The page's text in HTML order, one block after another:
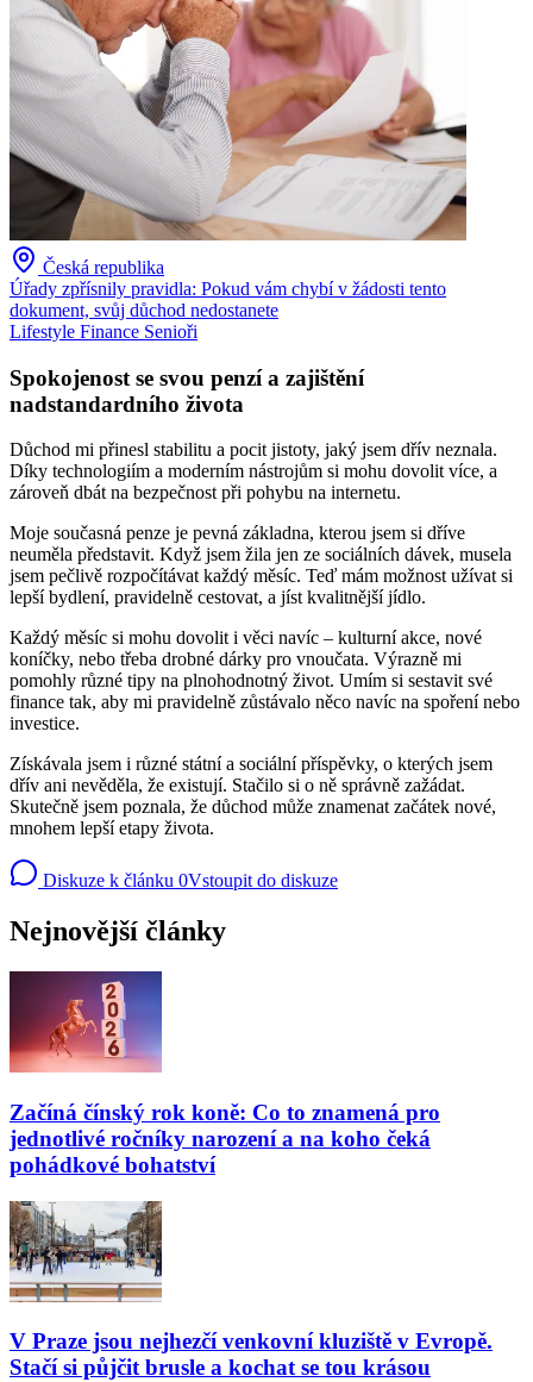
Česká republika
Úřady zpřísnily pravidla: Pokud vám chybí v žádosti tento
dokument, svůj důchod nedostanete
Lifestyle Finance Senioři
Spokojenost se svou penzí a zajištění
nadstandardního života
Důchod mi přinesl stabilitu a pocit jistoty, jaký jsem dřív neznala.
Díky technologiím a moderním nástrojům si mohu dovolit více, a
zároveň dbát na bezpečnost při pohybu na internetu.
Moje současná penze je pevná základna, kterou jsem si dříve
neuměla představit. Když jsem žila jen ze sociálních dávek, musela
jsem pečlivě rozpočítávat každý měsíc. Teď mám možnost užívat si
lepší bydlení, pravidelně cestovat, a jíst kvalitnější jídlo.
Každý měsíc si mohu dovolit i věci navíc – kulturní akce, nové
koníčky, nebo třeba drobné dárky pro vnoučata. Výrazně mi
pomohly různé tipy na plnohodnotný život. Umím si sestavit své
finance tak, aby mi pravidelně zůstávalo něco navíc na spoření nebo
investice.
Získávala jsem i různé státní a sociální příspěvky, o kterých jsem
dřív ani nevěděla, že existují. Stačilo si o ně správně zažádat.
Skutečně jsem poznala, že důchod může znamenat začátek nové,
mnohem lepší etapy života.
Diskuze k článku 0Vstoupit do diskuze
Nejnovější články
Začíná čínský rok koně: Co to znamená pro
jednotlivé ročníky narození a na koho čeká
pohádkové bohatství
V Praze jsou nejhezčí venkovní kluziště v Evropě.
Stačí si půjčit brusle a kochat se tou krásou